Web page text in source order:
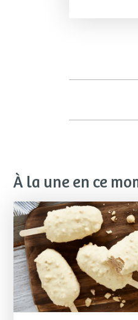
À la une en ce